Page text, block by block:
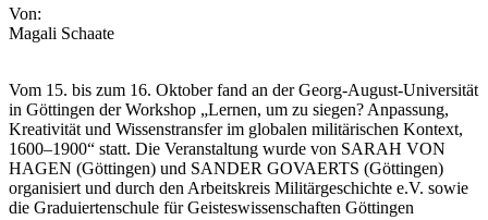
Von:
Magali Schaate
Vom 15. bis zum 16. Oktober fand an der Georg-August-Universität
in Göttingen der Workshop „Lernen, um zu siegen? Anpassung,
Kreativität und Wissenstransfer im globalen militärischen Kontext,
1600–1900“ statt. Die Veranstaltung wurde von SARAH VON
HAGEN (Göttingen) und SANDER GOVAERTS (Göttingen)
organisiert und durch den Arbeitskreis Militärgeschichte e.V. sowie
die Graduiertenschule für Geisteswissenschaften Göttingen